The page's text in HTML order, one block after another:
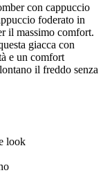
con cappuccio
foderato in
il massimo comfort.
giacca con
e un comfort
il freddo senza
look